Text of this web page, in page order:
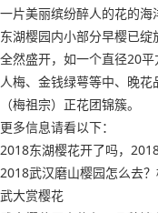
一片美丽缤纷醉人的花的海
东湖樱园内小部分早樱已
全然盛开，如一个直径20
人梅、金钱绿萼等中、晚
（梅祖宗）正花团锦簇。
更多信息请看以下：
2018东湖樱花开了吗，
2018武汉磨山樱园怎么去
武大赏樱花